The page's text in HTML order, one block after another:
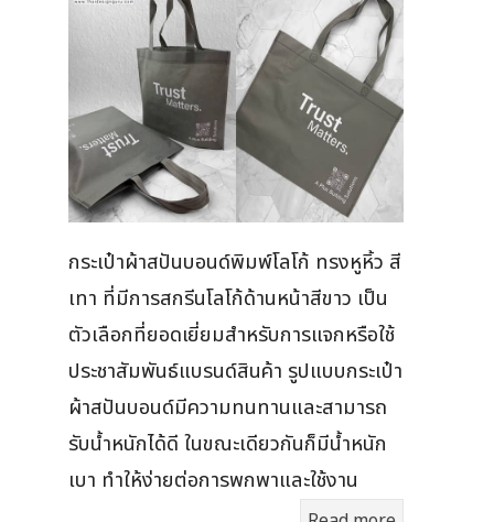
กระเป๋าผ้าสปันบอนด์พิมพ์โลโก้ ทรงหูหิ้ว สี
เทา ที่มีการสกรีนโลโก้ด้านหน้าสีขาว เป็น
ตัวเลือกที่ยอดเยี่ยมสำหรับการแจกหรือใช้
ประชาสัมพันธ์แบรนด์สินค้า รูปแบบกระเป๋า
ผ้าสปันบอนด์มีความทนทานและสามารถ
รับน้ำหนักได้ดี ในขณะเดียวกันก็มีน้ำหนัก
เบา ทำให้ง่ายต่อการพกพาและใช้งาน